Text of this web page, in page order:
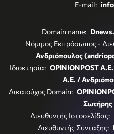
E-mail:
Domain name:
Νόμιμος Εκπρόσωπος -
Ανδριόπουλος
Ιδιοκτησία: OPINIONPOST A.E.
Α.Ε. /
Δικαιούχος Domain:
Διευθυντής Ιστοσελίδας:
Διευθυντής Σύνταξης: